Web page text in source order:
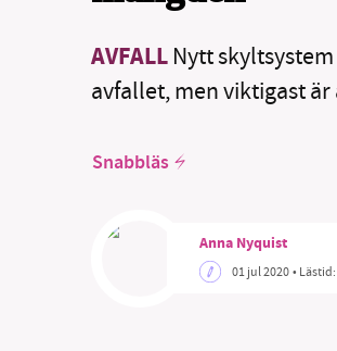
AVFALL Nytt
avfallet, men viktigast
Snabbläs
Anna Nyquist
01 jul 2020• Lästid: